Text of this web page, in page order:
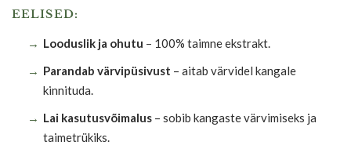
EELISED:
Looduslik ja ohutu – 100% taimne ekstrakt.
Parandab värvipüsivust – aitab värvidel kangale
kinnituda.
Lai kasutusvõimalus– sobib kangaste värvimiseks ja
taimetrükiks.